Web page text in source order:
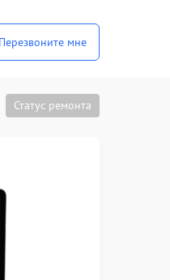
Перезвоните мне
Статус ремонта